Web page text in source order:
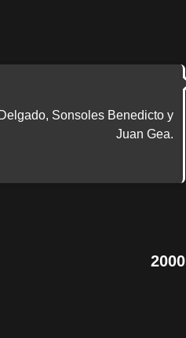
Sonsoles Benedicto y
Juan Gea.
2000